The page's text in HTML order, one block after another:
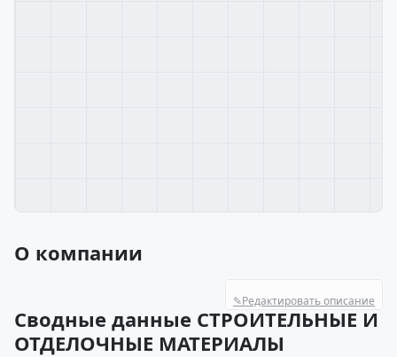
О компании
✎Редактировать описание
Сводные данные СТРОИТЕЛЬНЫЕ И
ОТДЕЛОЧНЫЕ МАТЕРИАЛЫ